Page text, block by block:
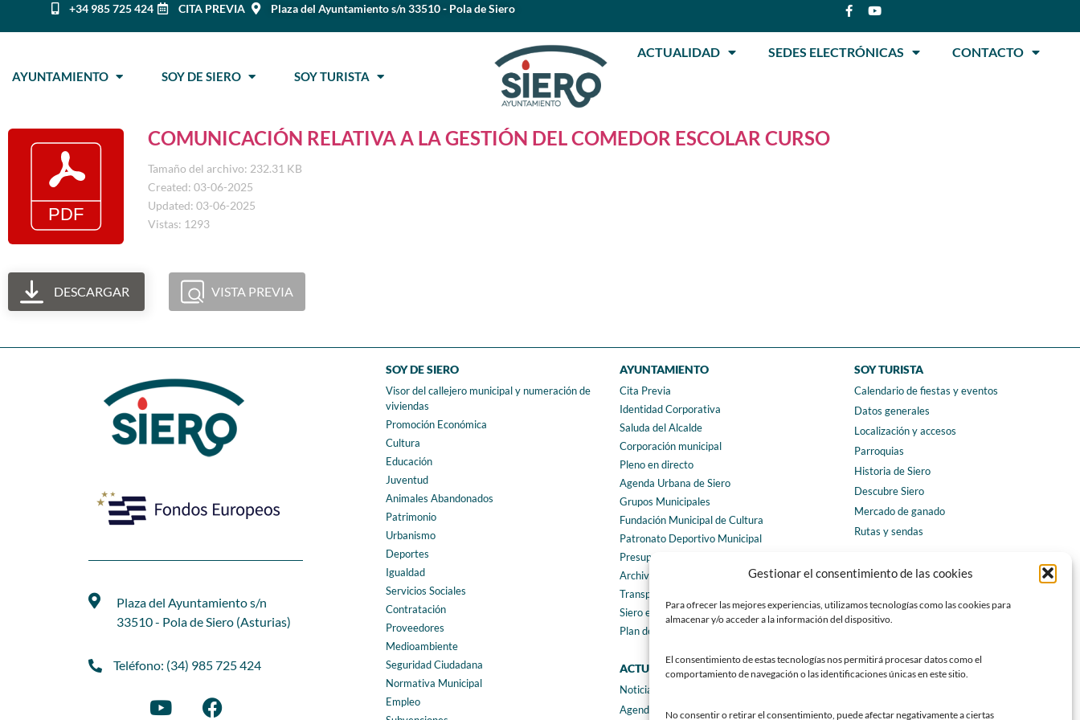
Gestionar el consentimiento de las cookies
Para ofrecer las mejores experiencias, utilizamos tecnologías como las cookies para
almacenar y/o acceder a la información del dispositivo.
El consentimiento de estas tecnologías nos permitirá procesar datos como el
comportamiento de navegación o las identificaciones únicas en este sitio.
No consentir o retirar el consentimiento, puede afectar negativamente a ciertas
+34 985 725 424 CITA PREVIA Plaza del Ayuntamiento s/n 33510 - Pola de Siero
AYUNTAMIENTO SOY DE SIERO SOY TURISTA
ACTUALIDAD SEDES ELECTRÓNICAS CONTACTO
COMUNICACIÓN RELATIVA A LA GESTIÓN DEL COMEDOR ESCOLAR CURSO
Tamaño del archivo: 232.31 KB
Created: 03-06-2025
Updated: 03-06-2025
Vistas: 1293
DESCARGAR VISTA PREVIA
Plaza del Ayuntamiento s/n
33510 - Pola de Siero (Asturias)
Teléfono: (34) 985 725 424
SOY DE SIERO
Visor del callejero municipal y numeración de
viviendas
Promoción Económica
Cultura
Educación
Juventud
Animales Abandonados
Patrimonio
Urbanismo
Deportes
Igualdad
Servicios Sociales
Contratación
Proveedores
Medioambiente
Seguridad Ciudadana
Normativa Municipal
Empleo
AYUNTAMIENTO
Cita Previa
Identidad Corporativa
Saluda del Alcalde
Corporación municipal
Pleno en directo
Agenda Urbana de Siero
Grupos Municipales
Fundación Municipal de Cultura
Patronato Deportivo Municipal
Presupuestos municipales
Archivo municipal
Transparencia
Siero en Cifras
Plan de igualdad
ACTUALIDAD
Noticias
Agenda
SOY TURISTA
Calendario de fiestas y eventos
Datos generales
Localización y accesos
Parroquias
Historia de Siero
Descubre Siero
Mercado de ganado
Rutas y sendas
CONTACTO
Teléfonos de interés
Formulario de contacto